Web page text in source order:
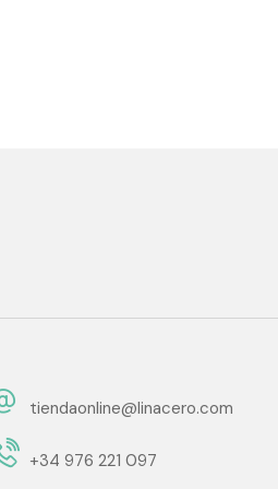
tiendaonline@linacero.com
+34 976 221 097